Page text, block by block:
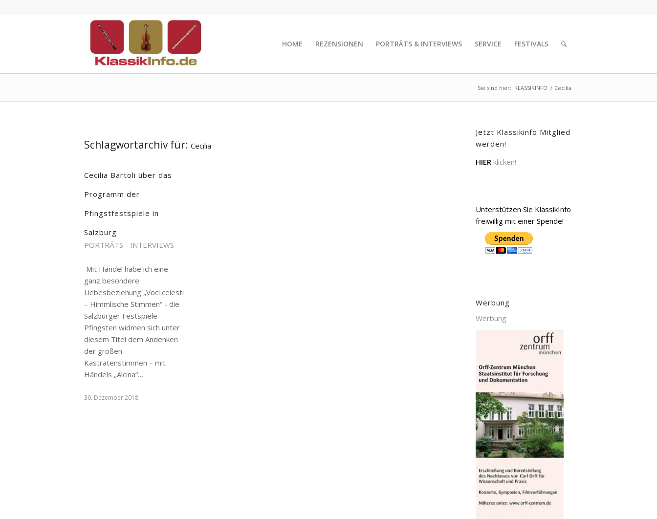
HOME REZENSIONEN PORTRÄTS & INTERVIEWS SERVICE FESTIVALS
Sie sind hier: KLASSIKINFO / Cecilia
Schlagwortarchiv für: Cecilia
Cecilia Bartoli über das
Programm der
Pfingstfestspiele in
Salzburg
PORTRÄTS - INTERVIEWS
Mit Händel habe ich eine
ganz besondere
Liebesbeziehung „Voci celesti
– Himmlische Stimmen“ - die
Salzburger Festspiele
Pfingsten widmen sich unter
diesem Titel dem Andenken
der großen
Kastratenstimmen – mit
Händels „Alcina“…
30. Dezember 2018
Jetzt Klassikinfo Mitglied
werden!
HIER klicken!
Unterstützen Sie KlassikInfo
freiwillig mit einer Spende!
Werbung
Werbung